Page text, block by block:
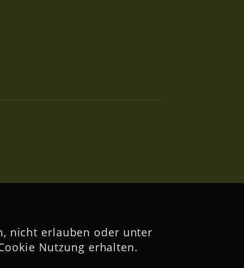
nicht erlauben oder unter
Nutzung erhalten.